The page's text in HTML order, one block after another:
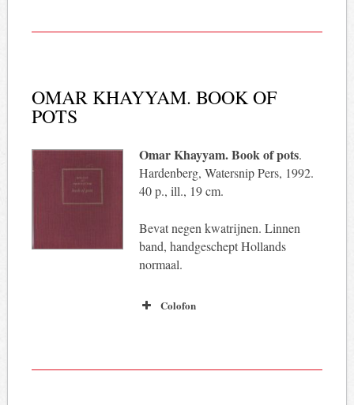
OMAR KHAYYAM. BOOK OF
POTS
Omar Khayyam. Book of pots.
Hardenberg, Watersnip Pers, 1992.
40 p., ill., 19 cm.
Bevat negen kwatrijnen. Linnen
band, handgeschept Hollands
normaal.
Colofon